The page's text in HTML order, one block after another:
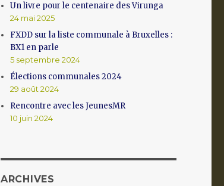
Un livre pour le centenaire des Virunga
24 mai 2025
FXDD sur la liste communale à Bruxelles :
BX1 en parle
5 septembre 2024
Élections communales 2024
29 août 2024
Rencontre avec les JeunesMR
10 juin 2024
ARCHIVES